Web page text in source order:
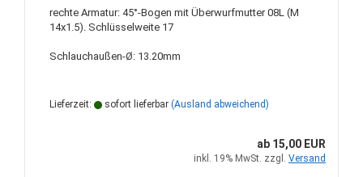
rechte Armatur: 45°-Bogen mit Überwurfmutter 08L (M
14x1.5). Schlüsselweite 17
Schlauchaußen-Ø: 13.20mm
Lieferzeit: sofort lieferbar (Ausland abweichend)
ab 15,00 EUR
inkl. 19% MwSt. zzgl. Versand